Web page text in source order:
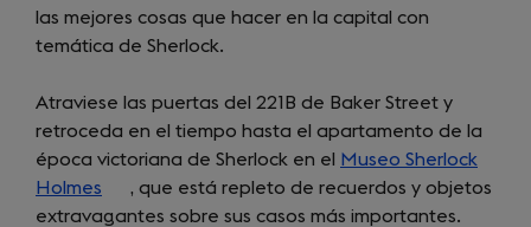
las mejores cosas que hacer en la capital con
temática de Sherlock.
Atraviese las puertas del 221B de Baker Street y
retroceda en el tiempo hasta el apartamento de la
época victoriana de Sherlock en el Museo Sherlock
Holmes (opens
in
, que está repleto de recuerdos y objetos
extravagantes sobre sus casos más importantes.